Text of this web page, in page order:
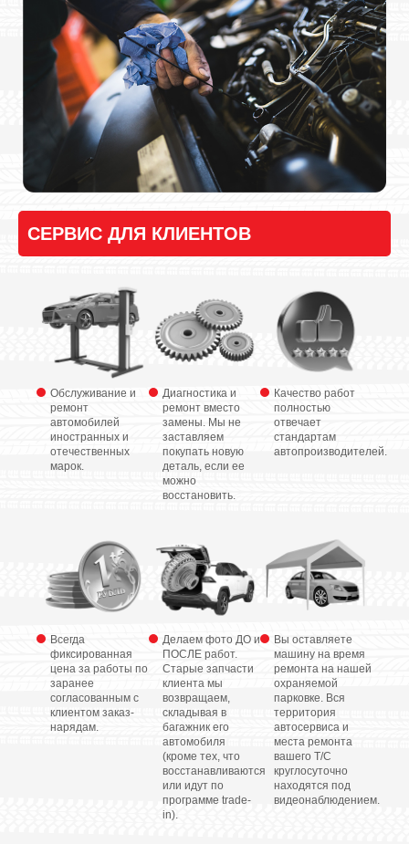
СЕРВИС ДЛЯ КЛИЕНТОВ
Обслуживание и
ремонт
автомобилей
иностранных и
отечественных
марок.
Диагностика и
ремонт вместо
замены. Мы не
заставляем
покупать новую
деталь, если ее
можно
восстановить.
Качество работ
полностью
отвечает
стандартам
автопроизводителей.
Всегда
фиксированная
цена за работы по
заранее
согласованным с
клиентом заказ-
нарядам.
Делаем фото ДО и
ПОСЛЕ работ.
Старые запчасти
клиента мы
возвращаем,
складывая в
багажник его
автомобиля
(кроме тех, что
восстанавливаются
или идут по
программе trade-
in).
Вы оставляете
машину на время
ремонта на нашей
охраняемой
парковке. Вся
территория
автосервиса и
места ремонта
вашего Т/С
круглосуточно
находятся под
видеонаблюдением.